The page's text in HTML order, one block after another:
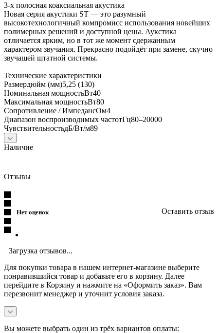
3-x полосная коаксиальная акустика
Новая серия акустики ST — это разумный
высокотехнологичный компромисс использования новейших
полимерных решений и доступной цены. Аукстика
отличается ярким, но в тот же момент сдержанным
характером звучания. Прекрасно подойдёт при замене, скучно
звучащей штатной системы.
Технические характеристики
Размердюйм (мм)5,25 (130)
Номинальная мощностьВт40
Максимальная мощностьВт80
Сопротивление / ИмпедансОм4
Диапазон воспроизводимых частотГц80–20000
ЧувствительностьдБ/Вт/м89
Наличие
Отзывы
Нет оценок Оставить отзыв
Загрузка отзывов...
Для покупки товара в нашем интернет-магазине выберите
понравившийся товар и добавьте его в корзину. Далее
перейдите в Корзину и нажмите на «Оформить заказ». Вам
перезвонит менеджер и уточнит условия заказа.
Вы можете выбрать один из трёх вариантов оплаты: